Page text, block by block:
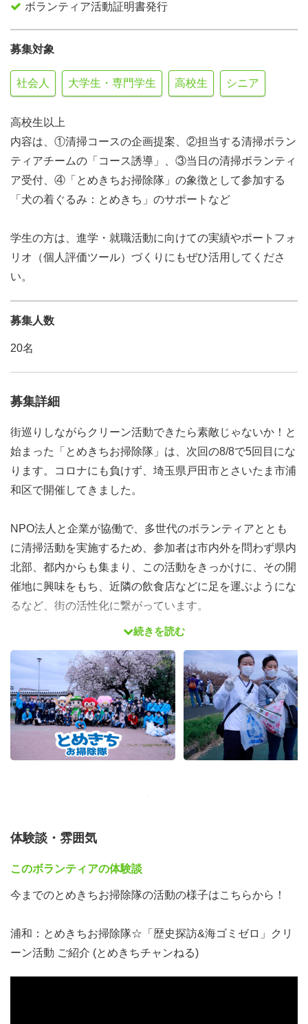
ボランティア活動証明書発行
募集対象
社会人 大学生・専門学生 高校生 シニア
高校生以上
内容は、①清掃コースの企画提案、②担当する清掃ボラン
ティアチームの「コース誘導」、③当日の清掃ボランティ
ア受付、④「とめきちお掃除隊」の象徴として参加する
「犬の着ぐるみ：とめきち」のサポートなど
学生の方は、進学・就職活動に向けての実績やポートフォ
リオ（個人評価ツール）づくりにもぜひ活用してくださ
い。
募集人数
20名
募集詳細
街巡りしながらクリーン活動できたら素敵じゃないか！と
始まった「とめきちお掃除隊」は、次回の8/8で5回目にな
ります。コロナにも負けず、埼玉県戸田市とさいたま市浦
和区で開催してきました。
NPO法人と企業が協働で、多世代のボランティアととも
に清掃活動を実施するため、参加者は市内外を問わず県内
北部、都内からも集まり、この活動をきっかけに、その開
催地に興味をもち、近隣の飲食店などに足を運ぶようにな
るなど、街の活性化に繋がっています。
ラクター」との集合写真の撮影や、地元のお土産プレゼン
トなど、「お楽しみ」も考慮されていて、子どもから大人
まで飽きさせないため、小学生親子からシニアまで幅広い
世代が参加する活動となっています。
2021年、「とめきちお掃除隊」を一緒につくってみませ
本番前打合せ：令和3年7月18日(日) 10時～12時
階ロビー
住所：埼玉県戸田市上戸田2-21-1
集合：10時
続きを読む
体験談・雰囲気
このボランティアの体験談
今までのとめきちお掃除隊の活動の様子はこちらから！
浦和：とめきちお掃除隊☆「歴史探訪&海ゴミゼロ」クリ
ーン活動 ご紹介 (とめきちチャンねる)